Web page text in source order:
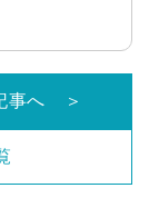
事へ ＞